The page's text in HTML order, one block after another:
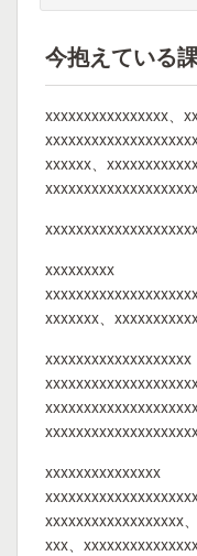
今抱えている
xxxxxxxxxxxxxxxx、
xxxxxx、
xxxxxxxxx
xxxxxxx、
xxxxxxxxxxxxxxxxxxx
xxxxxxxxxxxxxxx
xxxxxxxxxxxxxxxxxx
xxx、